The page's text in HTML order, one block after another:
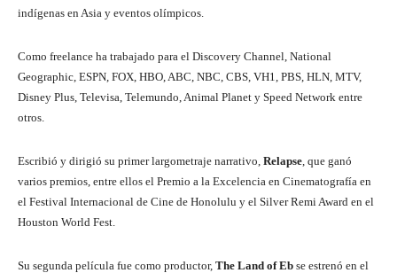
indígenas en Asia y eventos olímpicos.
Como freelance ha trabajado para el Discovery Channel, National
Geographic, ESPN, FOX, HBO, ABC, NBC, CBS, VH1, PBS, HLN, MTV,
Disney Plus, Televisa, Telemundo, Animal Planet y Speed ​​Network entre
otros.
Escribió y dirigió su primer largometraje narrativo, Relapse , que ganó
varios premios, entre ellos el Premio a la Excelencia en Cinematografía en
el Festival Internacional de Cine de Honolulu y el Silver Remi Award en el
Houston World Fest.
Su segunda película fue como productor, The Land of Eb se estrenó en el